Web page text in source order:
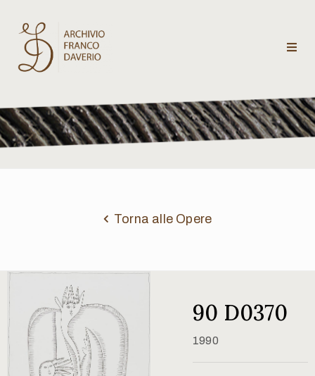
Archivio
Franco
Daverio
critici
Contatti
Torna alle Opere
90 D0370
1990